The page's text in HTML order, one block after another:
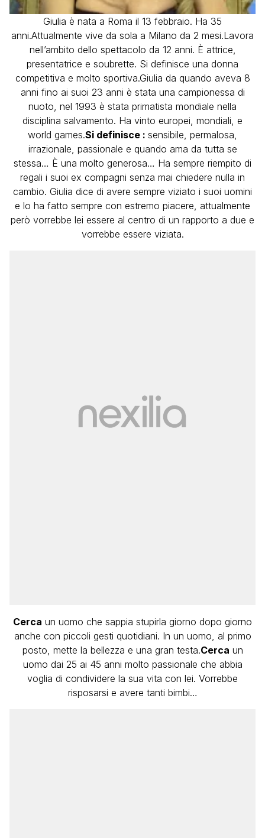
Giulia è nata a Roma il 13 febbraio. Ha 35
anni.Attualmente vive da sola a Milano da 2 mesi.Lavora
nell’ambito dello spettacolo da 12 anni. È attrice,
presentatrice e soubrette. Si definisce una donna
competitiva e molto sportiva.Giulia da quando aveva 8
anni fino ai suoi 23 anni è stata una campionessa di
nuoto, nel 1993 è stata primatista mondiale nella
disciplina salvamento. Ha vinto europei, mondiali, e
world games.Si definisce : sensibile, permalosa,
irrazionale, passionale e quando ama da tutta se
stessa… È una molto generosa… Ha sempre riempito di
regali i suoi ex compagni senza mai chiedere nulla in
cambio. Giulia dice di avere sempre viziato i suoi uomini
e lo ha fatto sempre con estremo piacere, attualmente
però vorrebbe lei essere al centro di un rapporto a due e
vorrebbe essere viziata.
Cerca un uomo che sappia stupirla giorno dopo giorno
anche con piccoli gesti quotidiani. In un uomo, al primo
posto, mette la bellezza e una gran testa.Cerca un
uomo dai 25 ai 45 anni molto passionale che abbia
voglia di condividere la sua vita con lei. Vorrebbe
risposarsi e avere tanti bimbi…